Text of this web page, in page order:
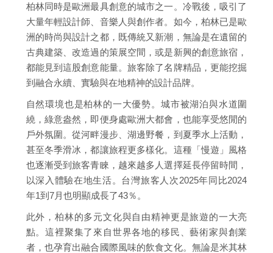
柏林同時是歐洲最具創意的城市之一。冷戰後，吸引了
大量年輕設計師、音樂人與創作者。如今，柏林已是歐
洲的時尚與設計之都，既傳統又新潮，無論是在遺留的
古典建築、改造過的策展空間，或是新興的創意旅宿，
都能見到這股創意能量。旅客除了名牌精品，更能挖掘
到融合永續、實驗與在地精神的設計品牌。
自然環境也是柏林的一大優勢。城市被湖泊與水道圍
繞，綠意盎然，即便身處歐洲大都會，也能享受悠閒的
戶外氛圍。從河畔漫步、湖邊野餐，到夏季水上活動，
甚至冬季滑冰，都讓旅程更多樣化。這種「慢遊」風格
也逐漸受到旅客青睞，越來越多人選擇延長停留時間，
以深入體驗在地生活。台灣旅客人次2025年同比2024
年1到7月也明顯成長了43％。
此外，柏林的多元文化與自由精神更是旅遊的一大亮
點。這裡聚集了來自世界各地的移民、藝術家與創業
者，也孕育出融合國際風味的飲食文化。無論是米其林